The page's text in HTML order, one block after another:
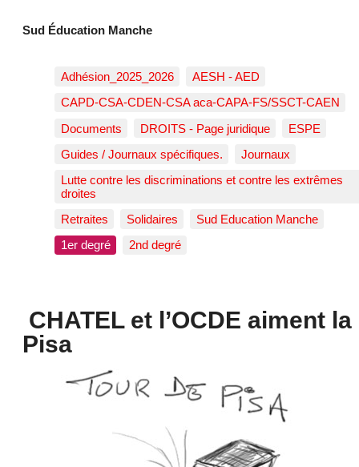
Sud Éducation Manche
Adhésion_2025_2026
AESH - AED
CAPD-CSA-CDEN-CSA aca-CAPA-FS/SSCT-CAEN
Documents
DROITS - Page juridique
ESPE
Guides / Journaux spécifiques.
Journaux
Lutte contre les discriminations et contre les extrêmes
droites
Retraites
Solidaires
Sud Education Manche
1er degré
2nd degré
CHATEL et l’OCDE aiment la
Pisa